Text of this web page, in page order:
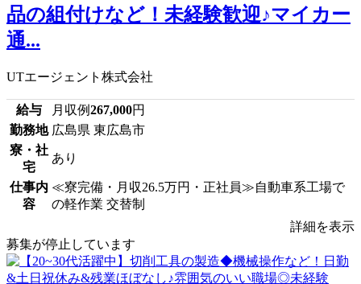
品の組付けなど！未経験歓迎♪マイカー
通...
UTエージェント株式会社
給与 月収例267,000円
勤務地 広島県 東広島市
寮・社
宅
あり
仕事内
容
≪寮完備・月収26.5万円・正社員≫自動車系工場で
の軽作業 交替制
詳細を表示
募集が停止しています